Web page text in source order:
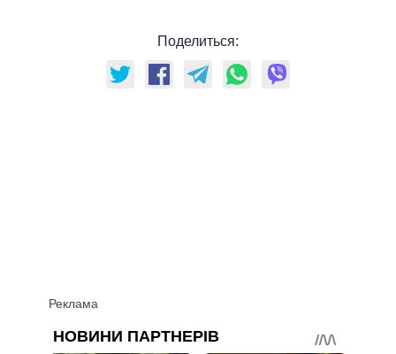
Поделиться: